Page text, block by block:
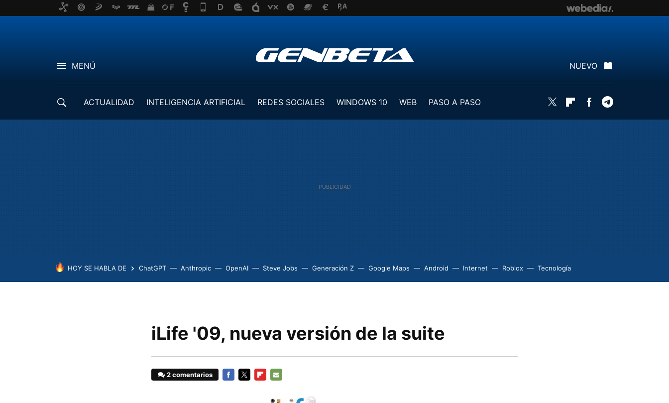
MENÚ NUEVO
ACTUALIDAD INTELIGENCIA ARTIFICIAL REDES SOCIALES WINDOWS 10 WEB
PASO A PASO
Twitter FlipboardFacebook
HOY SE HABLA DE ChatGPT Anthropic OpenAI Steve Jobs Generación Z Google Maps Android Internet Roblox Tecnología
iLife '09, nueva versión de la suite
2 comentarios
MAIL